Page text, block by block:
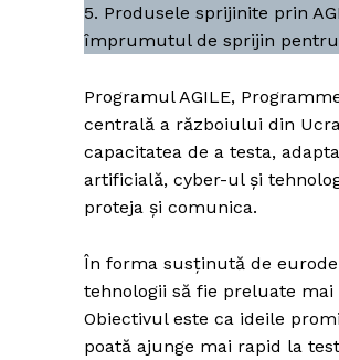
5. Produsele sprijinite prin
împrumutul de sprijin pentru
Programul AGILE,
centrală a războiului din
capacitatea de a testa,
artificială, cyber-ul și
proteja și comunica.
În forma susținută de
tehnologii să fie preluate
Obiectivul este ca ideile
poată ajunge mai rapid la